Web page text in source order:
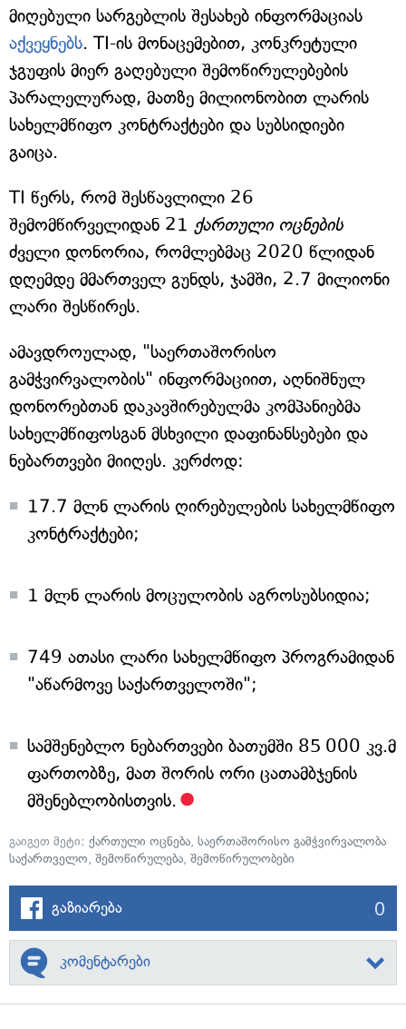
მიღებული სარგებლის შესახებ ინფორმაციას
აქვეყნებს. TI-ის მონაცემებით, კონკრეტული
ჯგუფის მიერ გაღებული შემოწირულებების
პარალელურად, მათზე მილიონობით ლარის
სახელმწიფო კონტრაქტები და სუბსიდიები
გაიცა.
TI წერს, რომ შესწავლილი 26
შემომწირველიდან 21 ქართული ოცნების
ძველი დონორია, რომლებმაც 2020 წლიდან
დღემდე მმართველ გუნდს, ჯამში, 2.7 მილიონი
ლარი შესწირეს.
ამავდროულად, "საერთაშორისო
გამჭვირვალობის" ინფორმაციით, აღნიშნულ
დონორებთან დაკავშირებულმა კომპანიებმა
სახელმწიფოსგან მსხვილი დაფინანსებები და
ნებართვები მიიღეს. კერძოდ:
17.7 მლნ ლარის ღირებულების სახელმწიფო
კონტრაქტები;
1 მლნ ლარის მოცულობის აგროსუბსიდია;
749 ათასი ლარი სახელმწიფო პროგრამიდან
"აწარმოვე საქართველოში";
სამშენებლო ნებართვები ბათუმში 85 000 კვ.მ
ფართობზე, მათ შორის ორი ცათამბჯენის
მშენებლობისთვის.
გაიგეთ მეტი: ქართული ოცნება, საერთაშორისო გამჭვირვალობა
საქართველო, შემოწირულება, შემოწირულობები
გაზიარება 0
კომენტარები